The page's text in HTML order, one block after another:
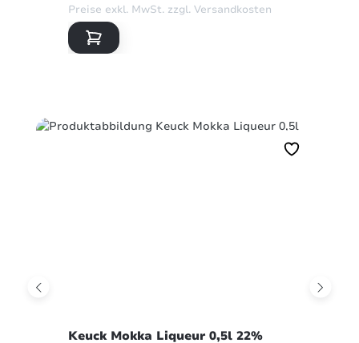
Preise exkl. MwSt. zzgl. Versandkosten
Keuck Mokka Liqueur 0,5l 22%